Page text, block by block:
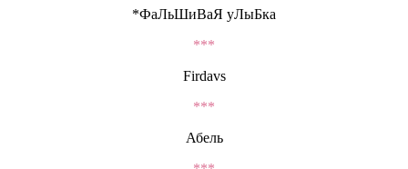
*ФаЛьШиВаЯ уЛыБка
***
Firdavs
***
Абель